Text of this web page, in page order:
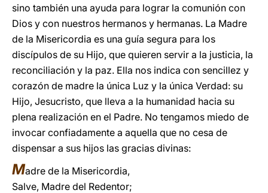
sino también una ayuda para lograr la comunión con
Dios y con nuestros hermanos y hermanas. La Madre
de la Misericordia es una guía segura para los
discípulos de su Hijo, que quieren servir a la justicia, la
reconciliación y la paz. Ella nos indica con sencillez y
corazón de madre la única Luz y la única Verdad: su
Hijo, Jesucristo, que lleva a la humanidad hacia su
plena realización en el Padre. No tengamos miedo de
invocar confiadamente a aquella que no cesa de
dispensar a sus hijos las gracias divinas:
Madre de la Misericordia,
Salve, Madre del Redentor;